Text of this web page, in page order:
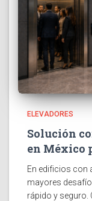
ELEVADORES
Solución
en México
En edificios con
mayores
rápido y